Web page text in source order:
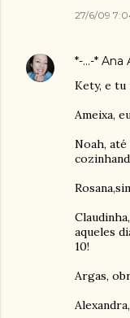
27/6/09
*-...-* Ana
Kety, e
Ameixa,
Noah,
aqueles
10!
Argas,